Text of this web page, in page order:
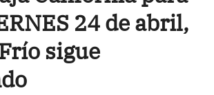
24 de abril,
sigue